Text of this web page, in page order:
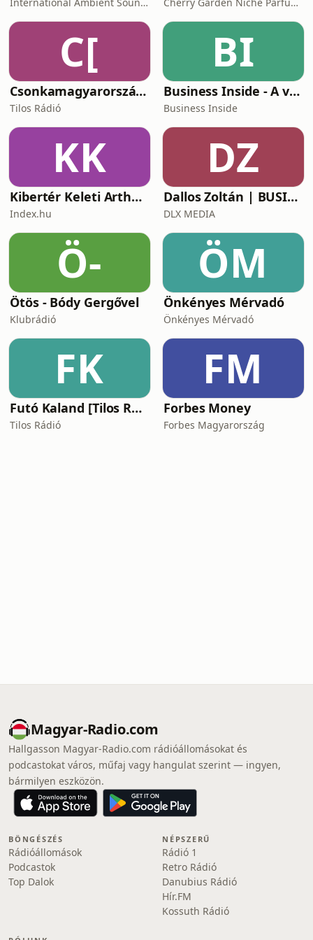
C[
Csonkamagyarország [Tilos Rádió podcast]
Tilos Rádió
BI
Business Inside - A vállalkozók pszichológiája
Business Inside
KK
Kibertér Keleti Arthurral
Index.hu
DZ
Dallos Zoltán | BUSINESS
DLX MEDIA
Ö-
Ötös - Bódy Gergővel
Klubrádió
ÖM
Önkényes Mérvadó
Önkényes Mérvadó
FK
Futó Kaland [Tilos Rádió podcast]
Tilos Rádió
FM
Forbes Money
Forbes Magyarország
Magyar-Radio.com
Hallgasson Magyar-Radio.com rádióállomásokat és
podcastokat város, műfaj vagy hangulat szerint — ingyen,
bármilyen eszközön.
BÖNGÉSZÉS
Rádióállomások
Podcastok
Top Dalok
NÉPSZERŰ
Rádió 1
Retro Rádió
Danubius Rádió
Hír.FM
Kossuth Rádió